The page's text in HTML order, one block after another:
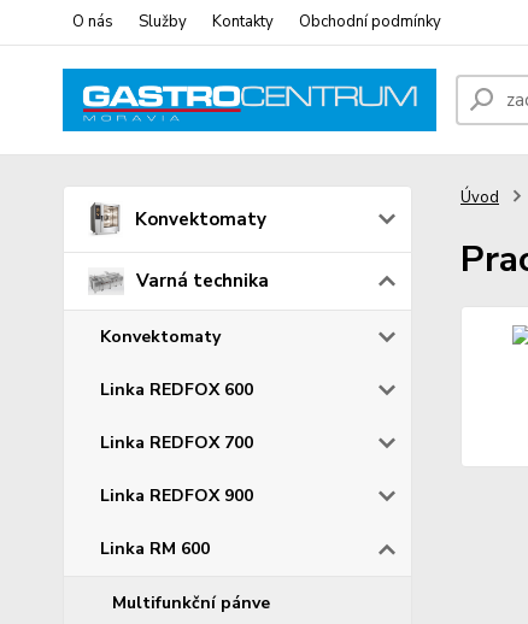
O nás Služby Kontakty Obchodní podmínky
Konvektomaty
Varná technika
Konvektomaty
Linka REDFOX 600
Linka REDFOX 700
Linka REDFOX 900
Linka RM 600
Multifunkční pánve
Úvod